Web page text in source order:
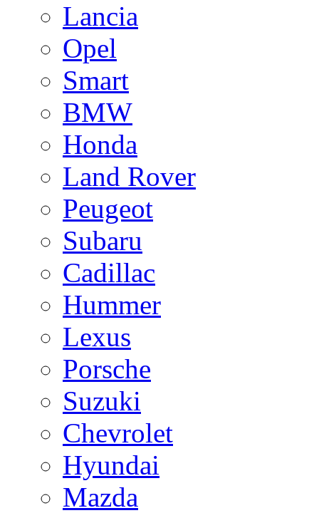
Lancia
Opel
Smart
BMW
Honda
Land Rover
Peugeot
Subaru
Cadillac
Hummer
Lexus
Porsche
Suzuki
Chevrolet
Hyundai
Mazda